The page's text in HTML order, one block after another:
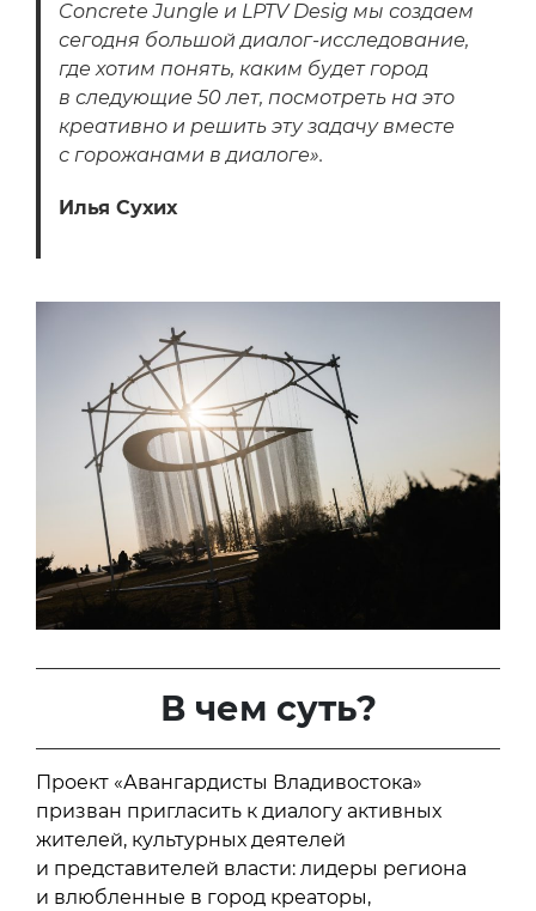
Concrete Jungle и LPTV Desig мы создаем
сегодня большой диалог-исследование,
где хотим понять, каким будет город
в следующие 50 лет, посмотреть на это
креативно и решить эту задачу вместе
с горожанами в диалоге».
Илья Сухих
В чем суть?
Проект «Авангардисты Владивостока»
призван пригласить к диалогу активных
жителей, культурных деятелей
и представителей власти: лидеры региона
и влюбленные в город креаторы,